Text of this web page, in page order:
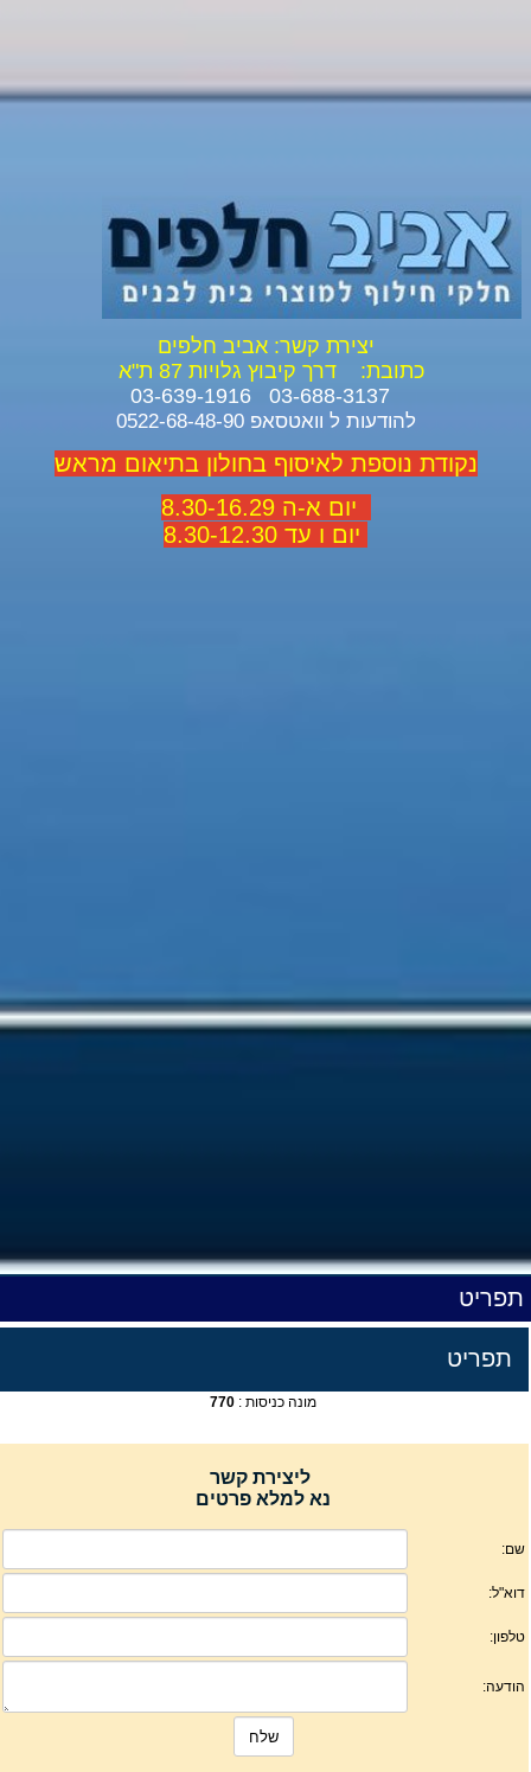
יצירת קשר: אביב חלפים
כתובת:
דרך קיבוץ גלויות 87 ת"א
להודעות ל וואטסאפ 0522-68-48-90
נקודת נוספת לאיסוף בחולון בתיאום מראש
יום א-ה 8.30-16.29
יום ו עד 8.30-12.30
תפריט
תפריט
מונה כניסות : 770
ליצירת קשר
נא למלא פרטים